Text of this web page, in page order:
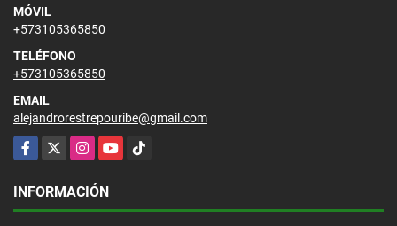
MÓVIL
+573105365850
TELÉFONO
+573105365850
EMAIL
alejandrorestrepouribe@gmail.com
Facebook
X InstagramYouTubeTikTok
INFORMACIÓN